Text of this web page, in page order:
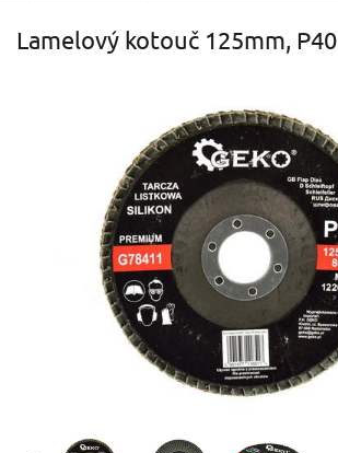
Lamelový kotouč 125mm, P40